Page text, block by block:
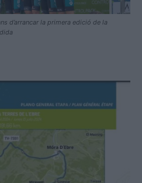
d’arrancar la primera edició de la